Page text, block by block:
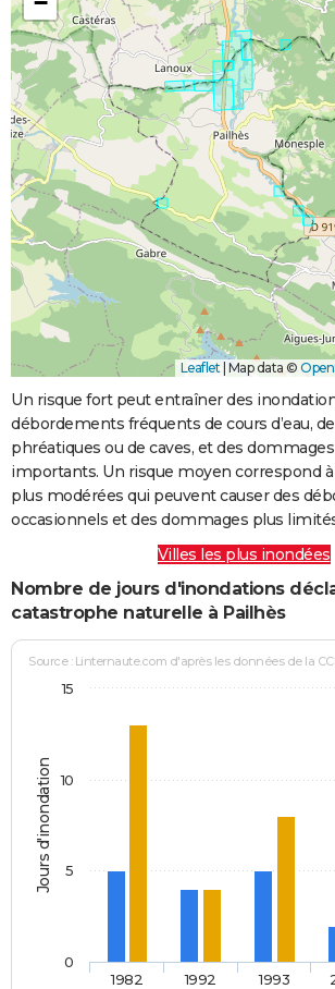
Leaflet Map data ©
Un risque fort peut entraîner des
débordements fréquents de cours d’eau,
phréatiques ou de caves, et des
importants. Un risque moyen correspond
plus modérées qui peuvent causer des
occasionnels et des dommages plus
Villes les plus inondées
Nombre de jours d'inondations
catastrophe naturelle à Pailhès
Jours d'inondation
Source : Linternaute.com d'après les données de la
1982 1992 1993
0
5
10
15